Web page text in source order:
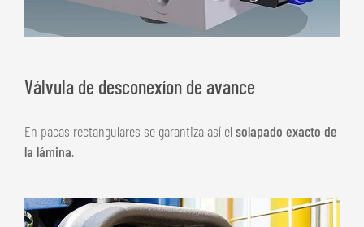
Válvula de desconexíon de avance
En pacas rectangulares se garantiza así el solapado exacto de
la lámina.